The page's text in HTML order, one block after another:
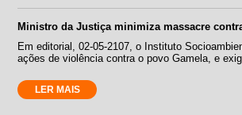
Ministro da Justiça minimiza massacre
Em editorial, 02-05-2107, o Instituto
ações de violência contra o povo Gamela, e
LER MAIS